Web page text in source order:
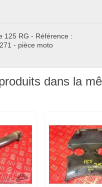
125 RG - Référence :
- pièce moto
dans la